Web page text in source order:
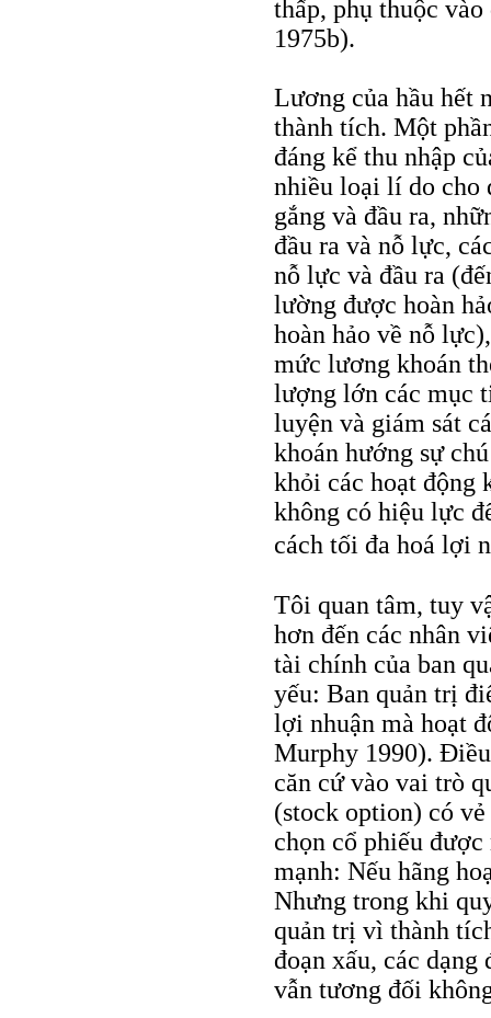
thấp, phụ thuộc
1975b).
Lương của hầu hết
thành tích. Một
đáng kể thu nhập
nhiều loại lí do cho
gắng và đầu ra,
đầu ra và nỗ lực,
nỗ lực và đầu ra
lường được hoàn
hoàn hảo về nỗ
mức lương khoán
lượng lớn các mục
luyện và giám sát
khoán hướng sự
khỏi các hoạt động
không có hiệu lực
cách tối đa hoá lợi
Tôi quan tâm, tuy
hơn đến các nhân
tài chính của ban
yếu: Ban quản trị
lợi nhuận mà hoạt
Murphy 1990).
căn cứ vào vai trò
(stock option) có
chọn cổ phiếu
mạnh: Nếu hãng
Nhưng trong khi
quản trị vì thành
đoạn xấu, các dạng
vẫn tương đối